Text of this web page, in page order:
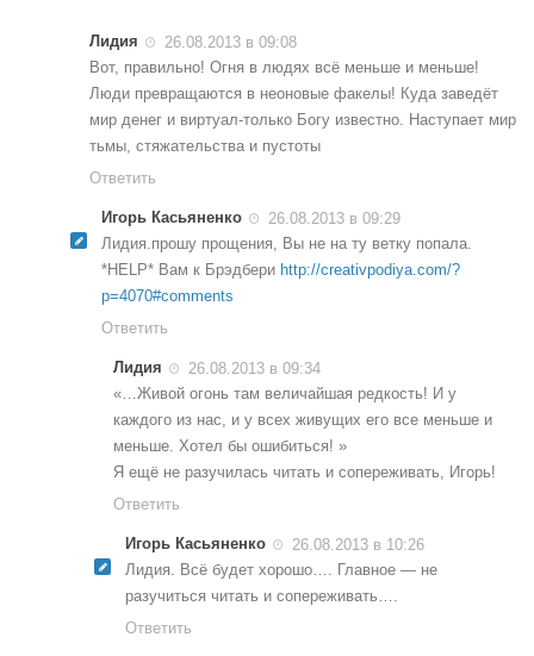
Лидия
26.08.2013 в 09:08
Вот, правильно! Огня в людях всё меньше и меньше!
Люди превращаются в неоновые факелы! Куда заведёт
мир денег и виртуал-только Богу известно. Наступает мир
тьмы, стяжательства и пустоты
Ответить
Игорь Касьяненко
26.08.2013 в 09:29
Лидия.прошу прощения, Вы не на ту ветку попала.
*HELP* Вам к Брэдбери http://creativpodiya.com/?
p=4070#comments
Ответить
Лидия
26.08.2013 в 09:34
«…Живой огонь там величайшая редкость! И у
каждого из нас, и у всех живущих его все меньше и
меньше. Хотел бы ошибиться! »
Я ещё не разучилась читать и сопереживать, Игорь!
Ответить
Игорь Касьяненко
26.08.2013 в 10:26
Лидия. Всё будет хорошо…. Главное — не
разучиться читать и сопереживать….
Ответить